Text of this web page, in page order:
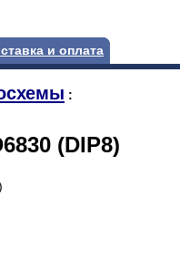
и оплата
:
(DIP8)